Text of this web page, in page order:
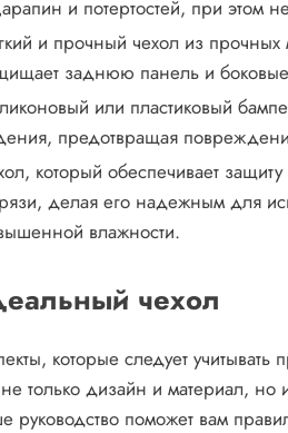
и потертостей, при этом
и прочный чехол из
заднюю панель и
или пластиковый
предотвращая
который обеспечивает
делая его надежным для
влажности.
чехол
которые следует
только дизайн и материал,
руководство поможет вам